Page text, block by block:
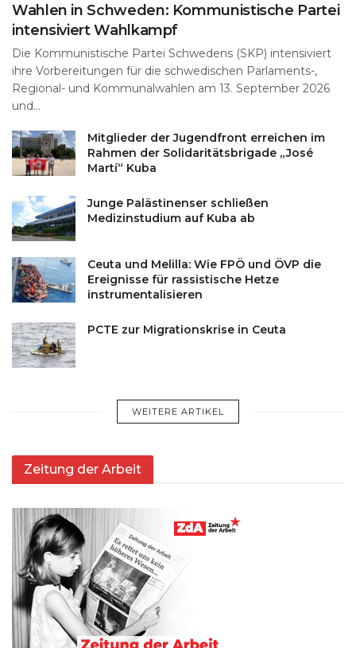
Wahlen in Schweden: Kommunistische Partei
intensiviert Wahlkampf
Die Kommunistische Partei Schwedens (SKP) intensiviert
ihre Vorbereitungen für die schwedischen Parlaments-,
Regional- und Kommunalwahlen am 13. September 2026
und...
Mitglieder der Jugendfront erreichen im
Rahmen der Solidaritätsbrigade „José
Martí“ Kuba
Junge Palästinenser schließen
Medizinstudium auf Kuba ab
Ceuta und Melilla: Wie FPÖ und ÖVP die
Ereignisse für rassistische Hetze
instrumentalisieren
PCTE zur Migrationskrise in Ceuta
WEITERE ARTIKEL
Zeitung der Arbeit